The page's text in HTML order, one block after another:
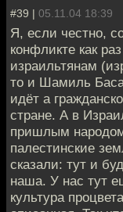
#39 | 05.11.04 18:39
Я, если честно,
конфликте как
израильтянам
то и Шамиль
идёт а
стране. А в
пришлым
палестинские
сказали: тут и
наша. У нас тут
культура